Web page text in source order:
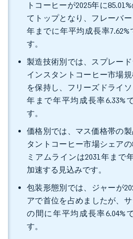
トコーヒーが2025年に
てトップとなり、フレーバ
年までに年平均成長率
す。
製造技術別では、スプレー
インスタントコーヒー市場
を保持し、フリーズドライ
年まで年平均成長率6.33%
す。
価格別では、マス価格帯の
タントコーヒー市場シェア
ミアムラインは2031年まで
加速する見込みです。
包装形態別では、ジャーが
アで首位を占めましたが、
の間に年平均成長率6.04%
す。